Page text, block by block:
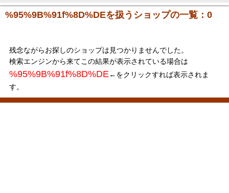
%95%9B%91f%8D%DEを扱うショップの一覧：0
残念ながらお探しのショップは見つかりませんでした。
検索エンジンから来てこの結果が表示されている場合は
%95%9B%91f%8D%DE←をクリックすれば表示されま
す。